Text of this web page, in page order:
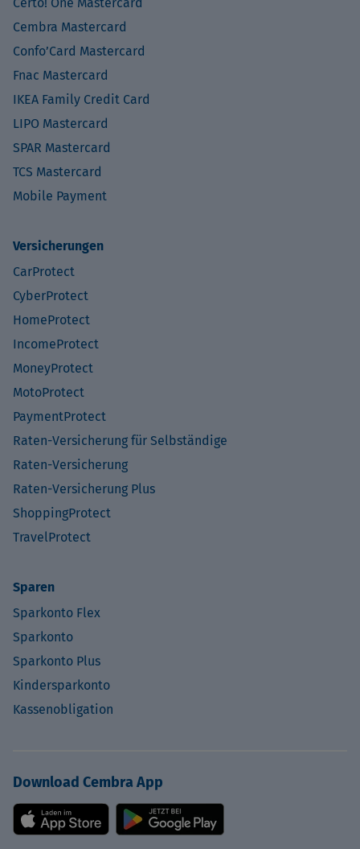
Certo! One Mastercard
Cembra Mastercard
Confo’Card Mastercard
Fnac Mastercard
IKEA Family Credit Card
LIPO Mastercard
SPAR Mastercard
TCS Mastercard
Mobile Payment
Versicherungen
CarProtect
CyberProtect
HomeProtect
IncomeProtect
MoneyProtect
MotoProtect
PaymentProtect
Raten-Versicherung für Selbständige
Raten-Versicherung
Raten-Versicherung Plus
ShoppingProtect
TravelProtect
Sparen
Sparkonto Flex
Sparkonto
Sparkonto Plus
Kindersparkonto
Kassenobligation
Download Cembra App